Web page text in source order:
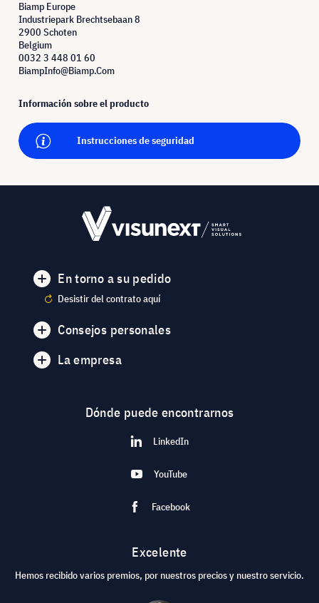
Biamp Europe
Industriepark Brechtsebaan 8
2900 Schoten
Belgium
0032 3 448 01 60
BiampInfo@Biamp.Com
Información sobre el producto
Instrucciones de seguridad
En torno a su pedido
Desistir del contrato aquí
Consejos personales
La empresa
Dónde puede encontrarnos
LinkedIn
YouTube
Facebook
Excelente
Hemos recibido varios premios, por nuestros precios y nuestro servicio.